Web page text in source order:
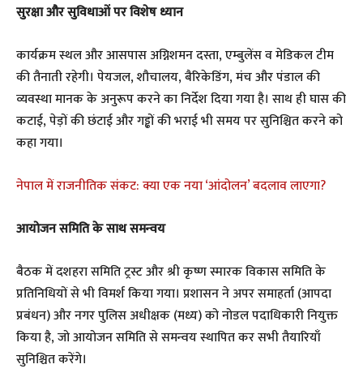
सुरक्षा और सुविधाओं पर विशेष ध्यान
कार्यक्रम स्थल और आसपास अग्निशमन दस्ता, एम्बुलेंस व मेडिकल टीम
की तैनाती रहेगी। पेयजल, शौचालय, बैरिकेडिंग, मंच और पंडाल की
व्यवस्था मानक के अनुरूप करने का निर्देश दिया गया है। साथ ही घास की
कटाई, पेड़ों की छंटाई और गड्ढों की भराई भी समय पर सुनिश्चित करने को
कहा गया।
नेपाल में राजनीतिक संकट: क्या एक नया ‘आंदोलन’ बदलाव लाएगा?
आयोजन समिति के साथ समन्वय
बैठक में दशहरा समिति ट्रस्ट और श्री कृष्ण स्मारक विकास समिति के
प्रतिनिधियों से भी विमर्श किया गया। प्रशासन ने अपर समाहर्ता (आपदा
प्रबंधन) और नगर पुलिस अधीक्षक (मध्य) को नोडल पदाधिकारी नियुक्त
किया है, जो आयोजन समिति से समन्वय स्थापित कर सभी तैयारियाँ
सुनिश्चित करेंगे।